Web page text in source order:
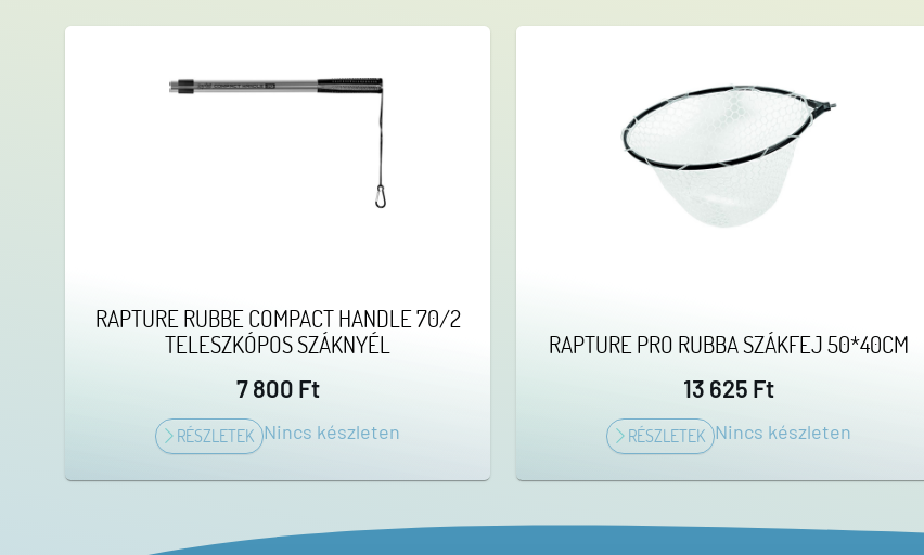
RAPTURE RUBBE COMPACT HANDLE 70/2
TELESZKÓPOS SZÁKNYÉL
7 800 Ft
RÉSZLETEK Nincs készleten
RAPTURE PRO RUBBA SZÁKFEJ 50*40CM
13 625 Ft
RÉSZLETEK Nincs készleten